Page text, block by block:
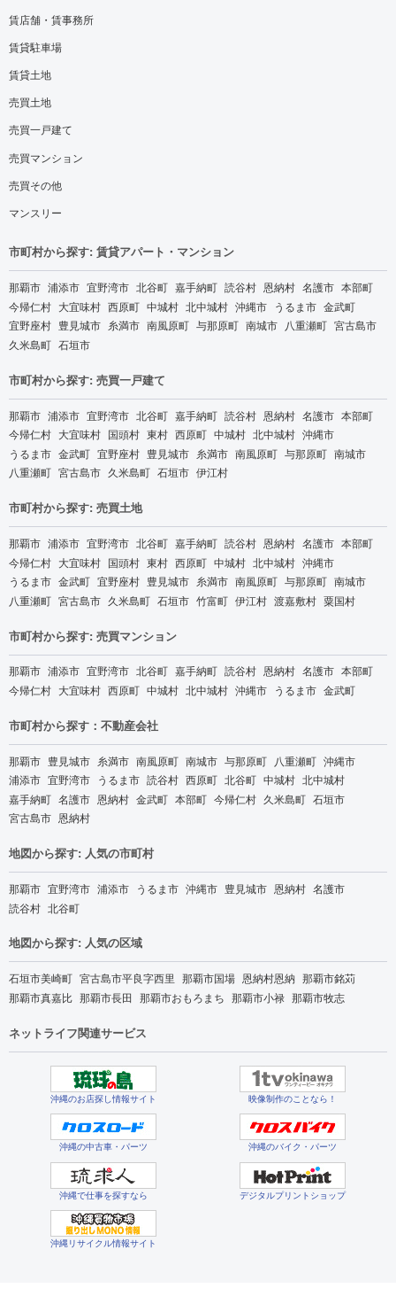
賃店舗・賃事務所
賃貸駐車場
賃貸土地
売買土地
売買一戸建て
売買マンション
売買その他
マンスリー
市町村から探す: 賃貸アパート・マンション
那覇市 浦添市 宜野湾市 北谷町 嘉手納町 読谷村 恩納村 名護市 本部町
今帰仁村 大宜味村 西原町 中城村 北中城村 沖縄市 うるま市 金武町
宜野座村 豊見城市 糸満市 南風原町 与那原町 南城市 八重瀬町 宮古島市
久米島町 石垣市
市町村から探す: 売買一戸建て
那覇市 浦添市 宜野湾市 北谷町 嘉手納町 読谷村 恩納村 名護市 本部町
今帰仁村 大宜味村 国頭村 東村 西原町 中城村 北中城村 沖縄市
うるま市 金武町 宜野座村 豊見城市 糸満市 南風原町 与那原町 南城市
八重瀬町 宮古島市 久米島町 石垣市 伊江村
市町村から探す: 売買土地
那覇市 浦添市 宜野湾市 北谷町 嘉手納町 読谷村 恩納村 名護市 本部町
今帰仁村 大宜味村 国頭村 東村 西原町 中城村 北中城村 沖縄市
うるま市 金武町 宜野座村 豊見城市 糸満市 南風原町 与那原町 南城市
八重瀬町 宮古島市 久米島町 石垣市 竹富町 伊江村 渡嘉敷村 粟国村
市町村から探す: 売買マンション
那覇市 浦添市 宜野湾市 北谷町 嘉手納町 読谷村 恩納村 名護市 本部町
今帰仁村 大宜味村 西原町 中城村 北中城村 沖縄市 うるま市 金武町
市町村から探す：不動産会社
那覇市 豊見城市 糸満市 南風原町 南城市 与那原町 八重瀬町 沖縄市
浦添市 宜野湾市 うるま市 読谷村 西原町 北谷町 中城村 北中城村
嘉手納町 名護市 恩納村 金武町 本部町 今帰仁村 久米島町 石垣市
宮古島市 恩納村
地図から探す: 人気の市町村
那覇市 宜野湾市 浦添市 うるま市 沖縄市 豊見城市 恩納村 名護市
読谷村 北谷町
地図から探す: 人気の区域
石垣市美崎町 宮古島市平良字西里 那覇市国場 恩納村恩納 那覇市銘苅
那覇市真嘉比 那覇市長田 那覇市おもろまち 那覇市小禄 那覇市牧志
ネットライフ関連サービス
沖縄のお店探し情報サイト 映像制作のことなら！
沖縄の中古車・パーツ 沖縄のバイク・パーツ
沖縄で仕事を探すなら デジタルプリントショップ
沖縄リサイクル情報サイト